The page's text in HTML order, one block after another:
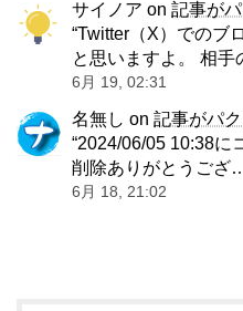
サイノア on 記事が
“Twitter（X）でのブ
と思いますよ。 相手
6月 19, 02:31
名無し on 記事がパ
“2024/06/05 10:38に
削除ありがとうござ
6月 18, 21:02